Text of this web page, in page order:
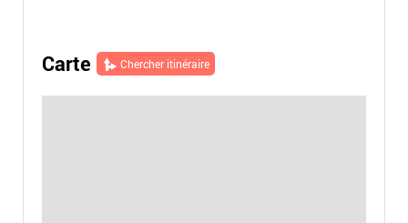
Carte Chercher itinéraire